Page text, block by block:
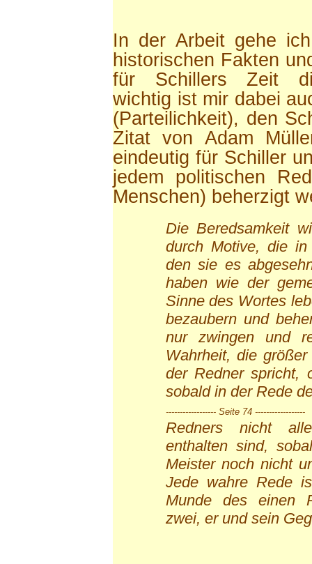
In der Arbeit gehe
historischen Fakten
für Schillers Zeit
wichtig ist mir dabei
(Parteilichkeit), den
Zitat von Adam
eindeutig für Schiller
jedem politischen
Menschen) beherzigt
Die Beredsamkeit
durch Motive, die
den sie es
haben wie der
Sinne des Wortes
bezaubern und
nur zwingen und
Wahrheit, die
der Redner spricht,
sobald in der Rede
------------------ Seite 74 ------------------
Redners nicht
enthalten sind,
Meister noch nicht
Jede wahre Rede
Munde des einen
zwei, er und sein